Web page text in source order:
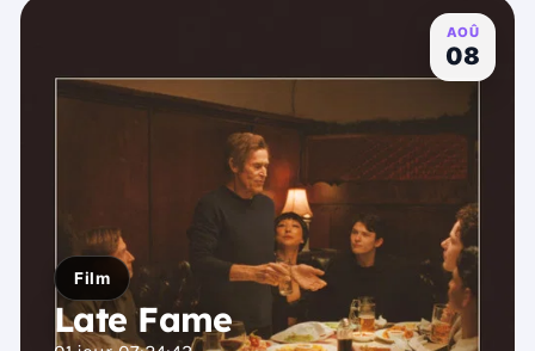
AOÛ
08
Film
Late Fame